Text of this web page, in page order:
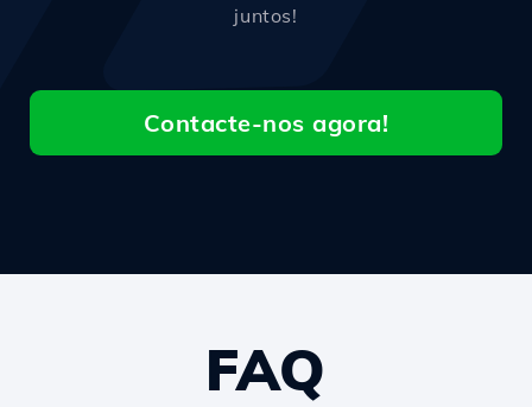
juntos!
Contacte-nos agora!
FAQ